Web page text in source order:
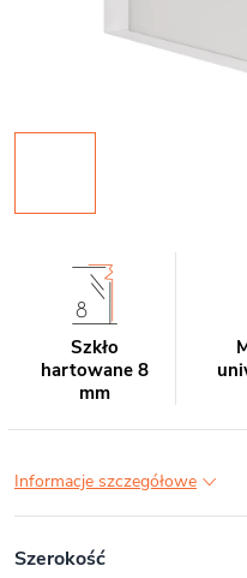
Szkło
hartowane 8
mm
Informacje szczegółowe